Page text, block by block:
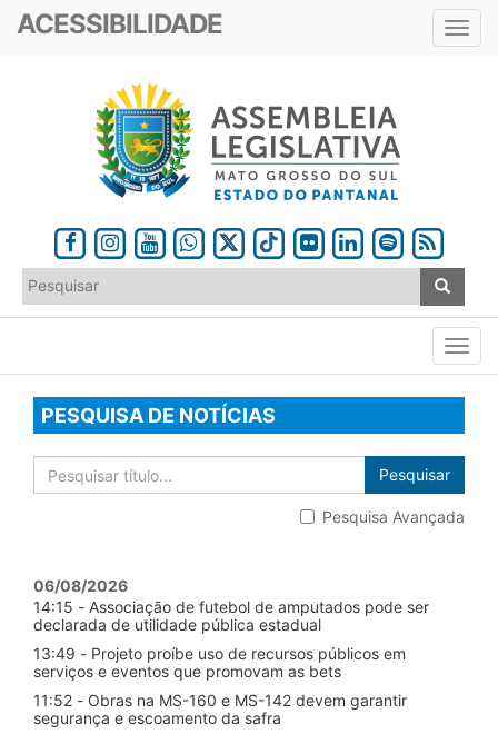
ACESSIBILIDADE
PESQUISA DE NOTÍCIAS
Pesquisar
Pesquisa Avançada
06/08/2026
14:15 - Associação de futebol de amputados pode ser
declarada de utilidade pública estadual
13:49 - Projeto proíbe uso de recursos públicos em
serviços e eventos que promovam as bets
11:52 - Obras na MS-160 e MS-142 devem garantir
segurança e escoamento da safra